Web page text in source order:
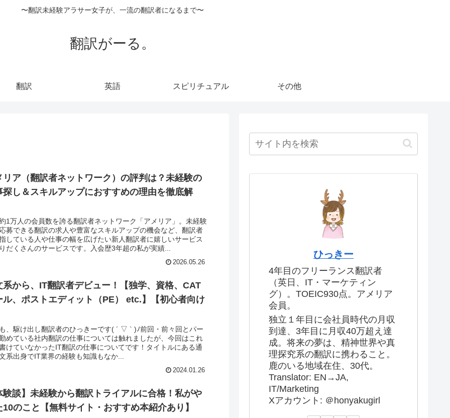
〜翻訳未経験アラサー女子が、一流の翻訳者になるまで〜
翻訳がーる。
翻訳 英語 スピリチュアル その他
リア（翻訳者ネットワーク）の評判は？未経験の
探し＆スキルアップにおすすめの理由を徹底解
1万人の会員数を誇る翻訳者ネットワーク「アメリア」。未経験
募できる翻訳の求人や豊富なスキルアップの機会など、翻訳者
している人や仕事の幅を広げたい新人翻訳者に嬉しいサービス
だくさんのサービスです。入会歴3年超の私が実績...
2026.05.26
系から、IT翻訳者デビュー！【独学、資格、CAT
ル、ポストエディット（PE） etc.】【初心者向け
、駆け出し翻訳者のひっきーです( ´ ▽ ` )ﾉ前回・前々回とパー
めている社内翻訳の仕事については触れましたが、今回はこれ
けていなかったIT翻訳の仕事についてです！タイトルにある通
系出身でIT業界の経験も知識もなか...
2024.01.26
験談】未経験から翻訳トライアルに合格！私がや
10のこと【無料サイト・おすすめ本紹介あり】
ひっきー
4年目のフリーランス翻訳者
（英日、IT・マーケティン
グ）。TOEIC930点。アメリア
会員。
独立１年目に会社員時代の月収
到達、3年目に月収40万超え達
成。将来の夢は、精神世界や真
理探究系の翻訳に携わること。
鹿のいる地域在住、30代。
Translator: EN→JA,
IT/Marketing
Xアカウント: ＠honyakugirl